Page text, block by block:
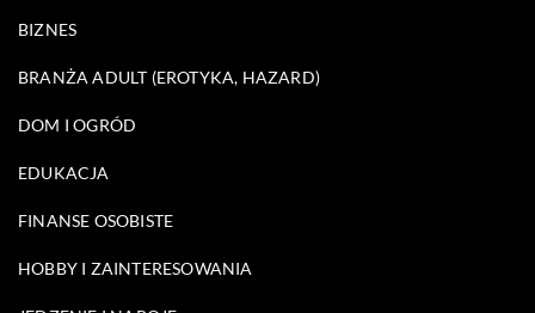
BIZNES
BRANŻA ADULT (EROTYKA, HAZARD)
DOM I OGRÓD
EDUKACJA
FINANSE OSOBISTE
HOBBY I ZAINTERESOWANIA